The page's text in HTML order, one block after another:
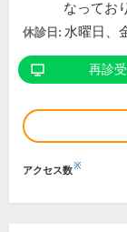
なってお
休診日: 水曜日、
再診
アクセス数※